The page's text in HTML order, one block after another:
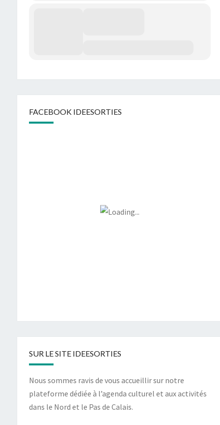
FACEBOOK IDEESORTIES
SUR LE SITE IDEESORTIES
Nous sommes ravis de vous accueillir sur notre
plateforme dédiée à l’agenda culturel et aux activités
dans le Nord et le Pas de Calais.